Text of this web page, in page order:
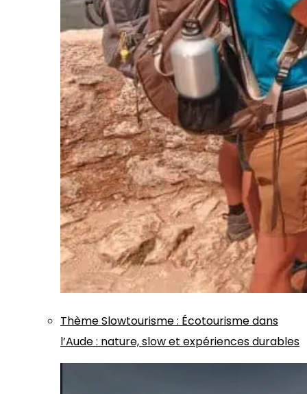
ThèmeSlowtourisme: Écotourisme dans
l’Aude : nature, slow et expériences durables